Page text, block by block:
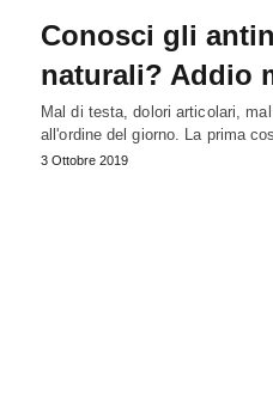
Conosci gli
naturali? Addio
Mal di testa, dolori articolari,
all'ordine del giorno. La prima
3 Ottobre 2019